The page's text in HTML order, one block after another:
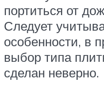
портиться от
Следует
особенности, в
выбор типа
сделан неверно.